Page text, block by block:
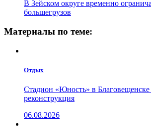
В Зейском округе временно
большегрузов
Материалы по теме:
Отдых
Стадион «Юность» в
реконструкция
06.08.2026